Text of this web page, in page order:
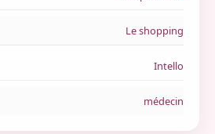
Le shopping
Intello
médecin